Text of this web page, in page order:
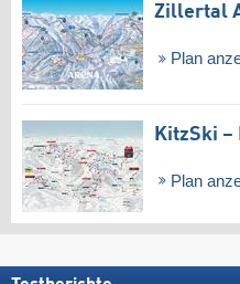
Zillertal
Plan
KitzSki
Plan